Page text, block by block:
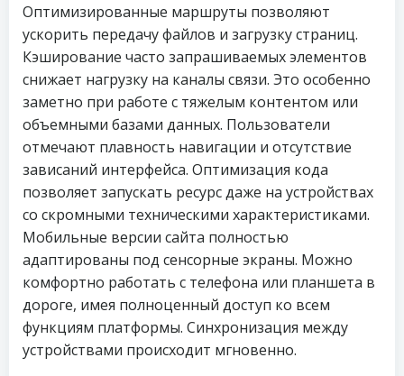
Оптимизированные маршруты позволяют
ускорить передачу файлов и загрузку страниц.
Кэширование часто запрашиваемых элементов
снижает нагрузку на каналы связи. Это особенно
заметно при работе с тяжелым контентом или
объемными базами данных. Пользователи
отмечают плавность навигации и отсутствие
зависаний интерфейса. Оптимизация кода
позволяет запускать ресурс даже на устройствах
со скромными техническими характеристиками.
Мобильные версии сайта полностью
адаптированы под сенсорные экраны. Можно
комфортно работать с телефона или планшета в
дороге, имея полноценный доступ ко всем
функциям платформы. Синхронизация между
устройствами происходит мгновенно.